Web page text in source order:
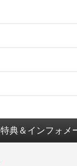
特典＆インフォメ